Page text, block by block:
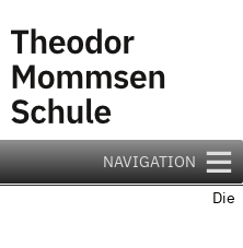
NAVIGATION